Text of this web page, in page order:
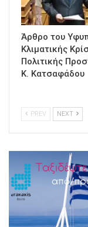
Άρθρο του
Κλιματικής
Πολιτικής
Κ. Κατσαφάδου
PREV NEXT